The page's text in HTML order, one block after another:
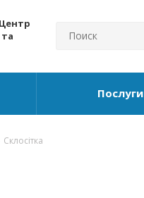
Послуги
Склосітка